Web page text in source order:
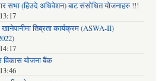
सभा (हिउदे अधिवेशन) बाट संसोधित योजनाहरु !!!
तिब्रता कार्यक्रम (ASWA-II)
विकास योजना बैंक